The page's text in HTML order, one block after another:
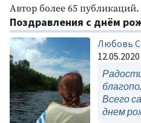
Автор более 65 публикаций.
Поздравления с днём
Любовь
12.05.2020
Всего
днем